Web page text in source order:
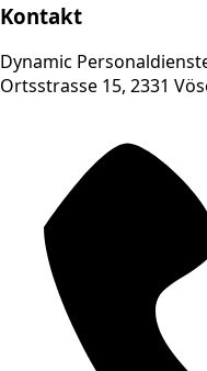
Kontakt
Dynamic
Ortsstrasse 15, 2331